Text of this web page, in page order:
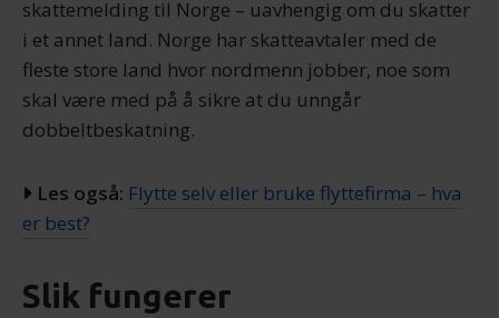
skattemelding til Norge – uavhengig om du skatter
i et annet land. Norge har skatteavtaler med de
fleste store land hvor nordmenn jobber, noe som
skal være med på å sikre at du unngår
dobbeltbeskatning.
Les også: Flytte selv eller bruke flyttefirma – hva
er best?
Slik fungerer